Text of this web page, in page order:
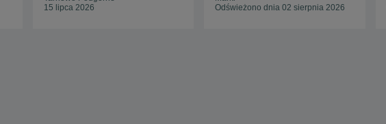
15 lipca 2026
Odświeżono dnia 02 sierpnia 2026